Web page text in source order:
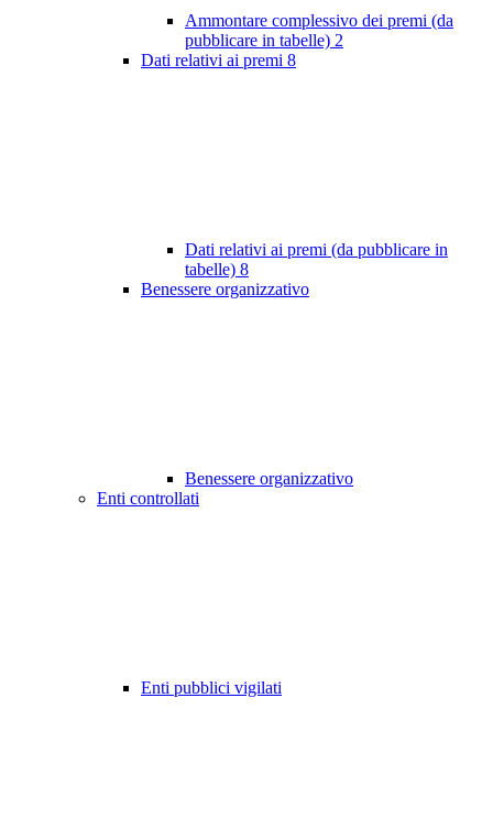
Ammontare complessivo dei premi (da
pubblicare in tabelle) 2
Dati relativi ai premi 8
Dati relativi ai premi (da pubblicare in
tabelle) 8
Benessere organizzativo
Benessere organizzativo
Enti controllati
Enti pubblici vigilati